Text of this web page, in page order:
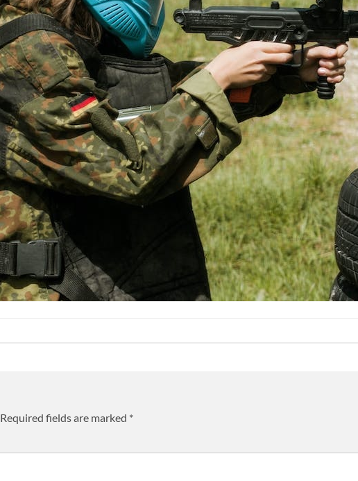
Required fields are marked *